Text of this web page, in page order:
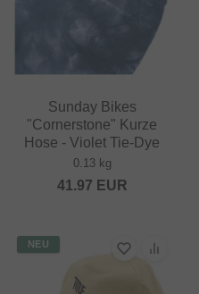
Sunday Bikes
"Cornerstone" Kurze
Hose - Violet Tie-Dye
0.13 kg
41.97 EUR
NEU